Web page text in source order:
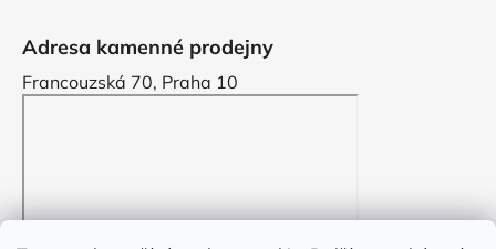
Adresa kamenné prodejny
Francouzská 70, Praha 10